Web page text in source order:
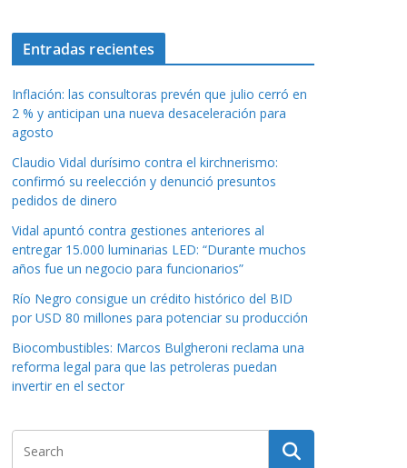
Entradas recientes
Inflación: las consultoras prevén que julio cerró en
2 % y anticipan una nueva desaceleración para
agosto
Claudio Vidal durísimo contra el kirchnerismo:
confirmó su reelección y denunció presuntos
pedidos de dinero
Vidal apuntó contra gestiones anteriores al
entregar 15.000 luminarias LED: “Durante muchos
años fue un negocio para funcionarios”
Río Negro consigue un crédito histórico del BID
por USD 80 millones para potenciar su producción
Biocombustibles: Marcos Bulgheroni reclama una
reforma legal para que las petroleras puedan
invertir en el sector